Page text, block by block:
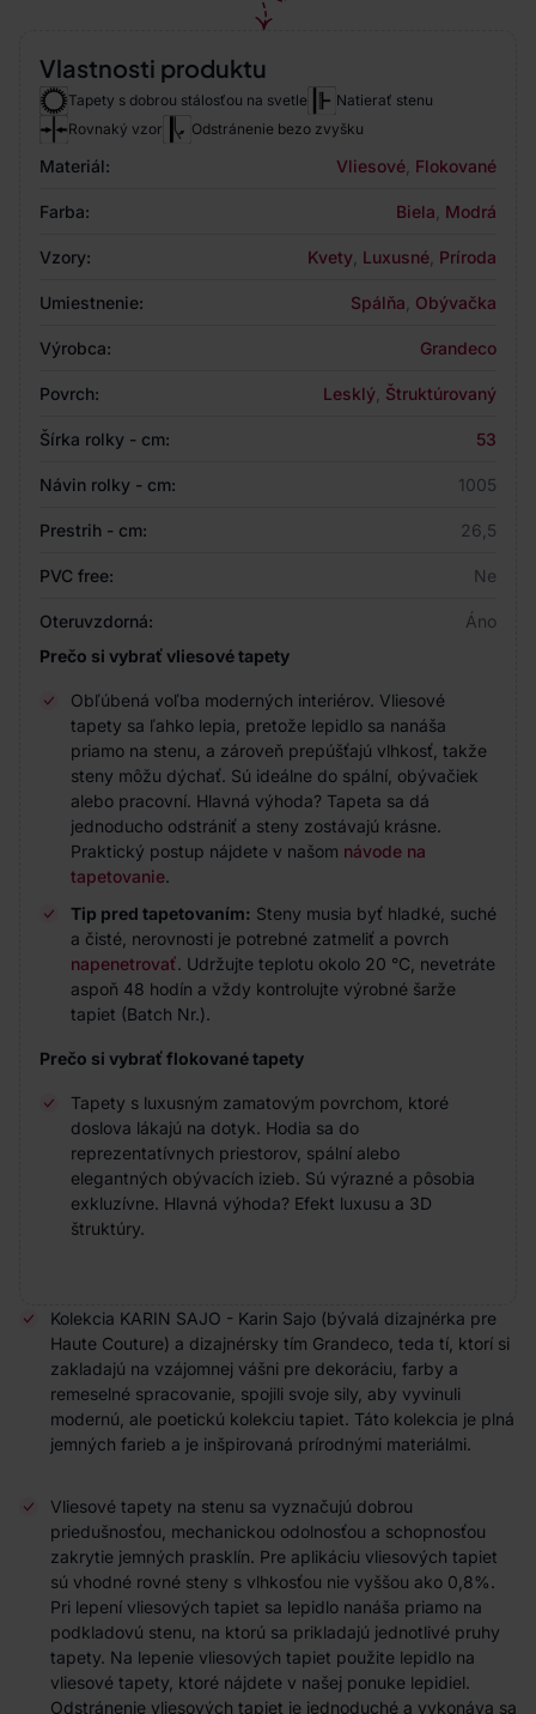
Vlastnosti produktu
Tapety s dobrou stálosťou na svetle
Natierať stenu
Rovnaký vzor
Odstránenie bezo zvyšku
Materiál: Vliesové Flokované
Farba: Biela Modrá
Vzory: Kvety Luxusné Príroda
Umiestnenie: Spálňa Obývačka
Výrobca: Grandeco
Povrch: Lesklý Štruktúrovaný
Šírka rolky - cm: 53
Návin rolky - cm: 1005
Prestrih - cm: 26,5
PVC free: Ne
Oteruvzdorná:
Áno
Prečo si vybrať vliesové tapety
Obľúbená voľba moderných interiérov. Vliesové
tapety sa ľahko lepia, pretože lepidlo sa nanáša
priamo na stenu, a zároveň prepúšťajú vlhkosť, takže
steny môžu dýchať. Sú ideálne do spální, obývačiek
alebo pracovní. Hlavná výhoda? Tapeta sa dá
jednoducho odstrániť a steny zostávajú krásne.
Praktický postup nájdete v našom návode na
tapetovanie.
Tip pred tapetovaním: Steny musia byť hladké, suché
a čisté, nerovnosti je potrebné zatmeliť a povrch
napenetrovať. Udržujte teplotu okolo 20 °C, nevetráte
aspoň 48 hodín a vždy kontrolujte výrobné šarže
tapiet (Batch Nr.).
Prečo si vybrať flokované tapety
Tapety s luxusným zamatovým povrchom, ktoré
doslova lákajú na dotyk. Hodia sa do
reprezentatívnych priestorov, spální alebo
elegantných obývacích izieb. Sú výrazné a pôsobia
exkluzívne. Hlavná výhoda? Efekt luxusu a 3D
štruktúry.
Kolekcia KARIN SAJO - Karin Sajo (bývalá dizajnérka pre
Haute Couture) a dizajnérsky tím Grandeco, teda tí, ktorí si
zakladajú na vzájomnej vášni pre dekoráciu, farby a
remeselné spracovanie, spojili svoje sily, aby vyvinuli
modernú, ale poetickú kolekciu tapiet. Táto kolekcia je plná
jemných farieb a je inšpirovaná prírodnými materiálmi.
Vliesové tapety na stenu sa vyznačujú dobrou
priedušnosťou, mechanickou odolnosťou a schopnosťou
zakrytie jemných prasklín. Pre aplikáciu vliesových tapiet
sú vhodné rovné steny s vlhkosťou nie vyššou ako 0,8%.
Pri lepení vliesových tapiet sa lepidlo nanáša priamo na
podkladovú stenu, na ktorú sa prikladajú jednotlivé pruhy
tapety. Na lepenie vliesových tapiet použite lepidlo na
vliesové tapety, ktoré nájdete v našej ponuke lepidiel.
Odstránenie vliesových tapiet je jednoduché a vykonáva sa